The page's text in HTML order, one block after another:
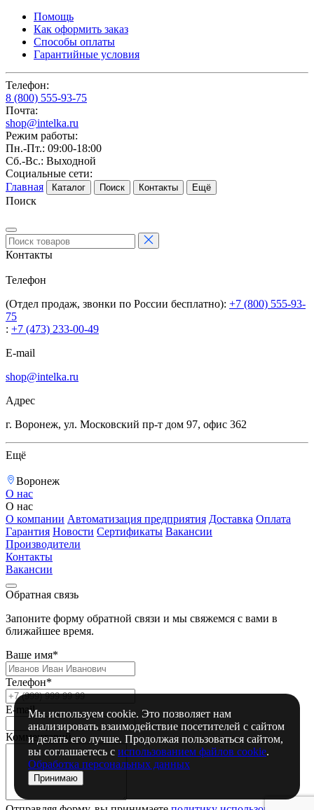
Помощь
Как оформить заказ
Способы оплаты
Гарантийные условия
Телефон:
8 (800) 555-93-75
Почта:
shop@intelka.ru
Режим работы:
Пн.-Пт.: 09:00-18:00
Сб.-Вс.: Выходной
Социальные сети:
Главная
Каталог Поиск Контакты Ещё
Поиск
Контакты
Телефон
(Отдел продаж, звонки по России бесплатно): +7 (800) 555-93-
75
: +7 (473) 233-00-49
E-mail
shop@intelka.ru
Адрес
г. Воронеж, ул. Московский пр-т дом 97, офис 362
Ещё
Воронеж
О нас
О нас
О компании Автоматизация предприятия Доставка Оплата
Гарантия Новости Сертификаты Вакансии
Производители
Контакты
Вакансии
Обратная связь
Запоните форму обратной связи и мы свяжемся с вами в
ближайшее время.
Ваше имя*
Телефон*
E-mail
Комментарий
Мы используем cookie. Это позволяет нам
анализировать взаимодействие посетителей с сайтом
и делать его лучше. Продолжая пользоваться сайтом,
вы соглашаетесь с использованием файлов cookie.
Обработка персональных данных
Принимаю